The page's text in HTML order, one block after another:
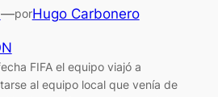
—porHugo Carbonero
FIFA el equipo viajó a
al equipo local que venía de